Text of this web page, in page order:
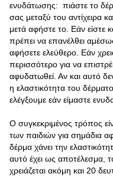
ενυδάτωσης: πιάστε το
σας μεταξύ του αντίχειρα
μετά αφήστε το. Εάν είστε
πρέπει να επανέλθει
αφήσετε ελεύθερο. Εάν
περισσότερο για να
αφυδατωθεί. Αν και αυτό
η ελαστικότητα του
ελέγξουμε εάν είμαστε
Ο συγκεκριμένος τρόπος
των παιδιών για σημάδια
δέρμα χάνει την
αυτό έχει ως αποτέλεσμα,
χρειάζεται ακόμη και 20